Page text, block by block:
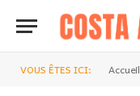
VOUS ÊTES ICI: Accueil